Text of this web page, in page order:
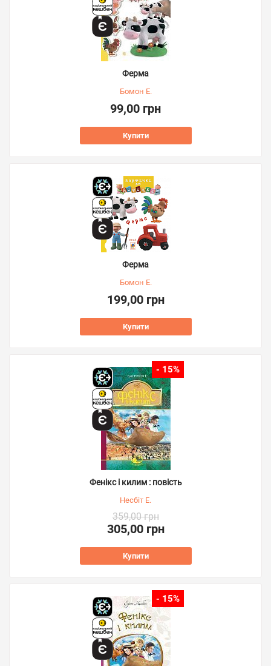
Ферма
Бомон Е.
99,00 грн
Купити
Ферма
Бомон Е.
199,00 грн
Купити
- 15%
Фенікс і килим : повість
Несбіт Е.
359,00 грн
305,00 грн
Купити
- 15%